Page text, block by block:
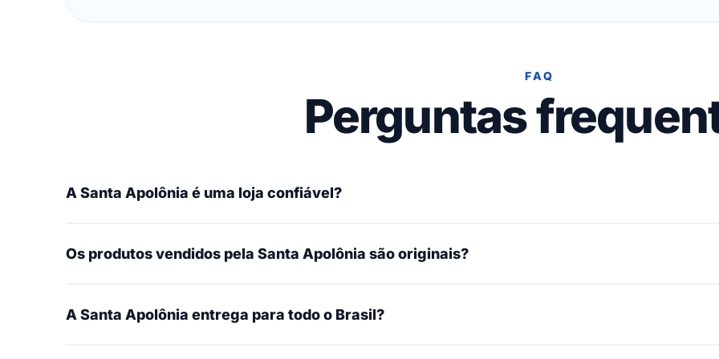
FAQ
Perguntas
A Santa Apolônia é uma loja confiável?
Os produtos vendidos pela Santa Apolônia são originais?
A Santa Apolônia entrega para todo o Brasil?